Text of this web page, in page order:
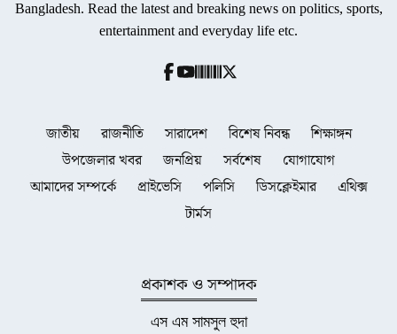
Bangladesh. Read the latest and breaking news on politics, sports,
entertainment and everyday life etc.
জাতীয় রাজনীতি সারাদেশ বিশেষ নিবন্ধ
শিক্ষাঙ্গন
উপজেলার খবর
জনপ্রিয় সর্বশেষ
যোগাযোগ
আমাদের সম্পর্কে
প্রাইভেসি পলিসি ডিসক্লেইমার
এথিক্স
টার্মস
প্রকাশক ও সম্পাদক
এস এম সামসুল হুদা